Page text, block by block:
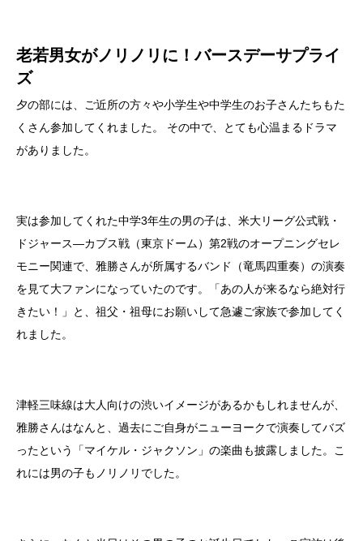
老若男女がノリノリに！バースデーサプライ
ズ
夕の部には、ご近所の方々や小学生や中学生のお子さんたちもた
くさん参加してくれました。 その中で、とても心温まるドラマ
がありました。
実は参加してくれた中学3年生の男の子は、米大リーグ公式戦・
ドジャース―カブス戦（東京ドーム）第2戦のオープニングセレ
モニー関連で、雅勝さんが所属するバンド（竜馬四重奏）の演奏
を見て大ファンになっていたのです。「あの人が来るなら絶対行
きたい！」と、祖父・祖母にお願いして急遽ご家族で参加してく
れました。
津軽三味線は大人向けの渋いイメージがあるかもしれませんが、
雅勝さんはなんと、過去にご自身がニューヨークで演奏してバズ
ったという「マイケル・ジャクソン」の楽曲も披露しました。こ
れには男の子もノリノリでした。